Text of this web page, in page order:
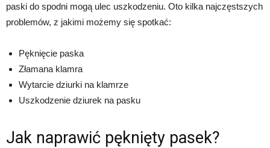
paski do spodni mogą ulec uszkodzeniu. Oto kilka najczęstszych
problemów, z jakimi możemy się spotkać:
Pęknięcie paska
Złamana klamra
Wytarcie dziurki na klamrze
Uszkodzenie dziurek na pasku
Jak naprawić pęknięty pasek?